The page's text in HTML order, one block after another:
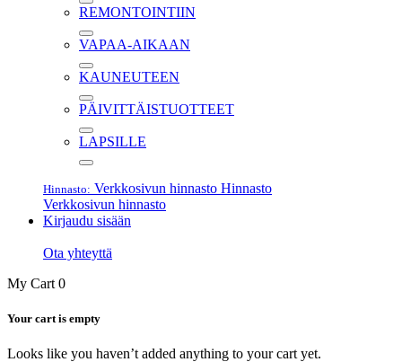
REMONTOINTIIN
VAPAA-AIKAAN
KAUNEUTEEN
PÄIVITTÄISTUOTTEET
LAPSILLE
Hinnasto: Verkkosivun hinnasto Hinnasto
Verkkosivun hinnasto
Kirjaudu sisään
Ota yhteyttä
My Cart 0
Your cart is empty
Looks like you haven’t added anything to your cart yet.